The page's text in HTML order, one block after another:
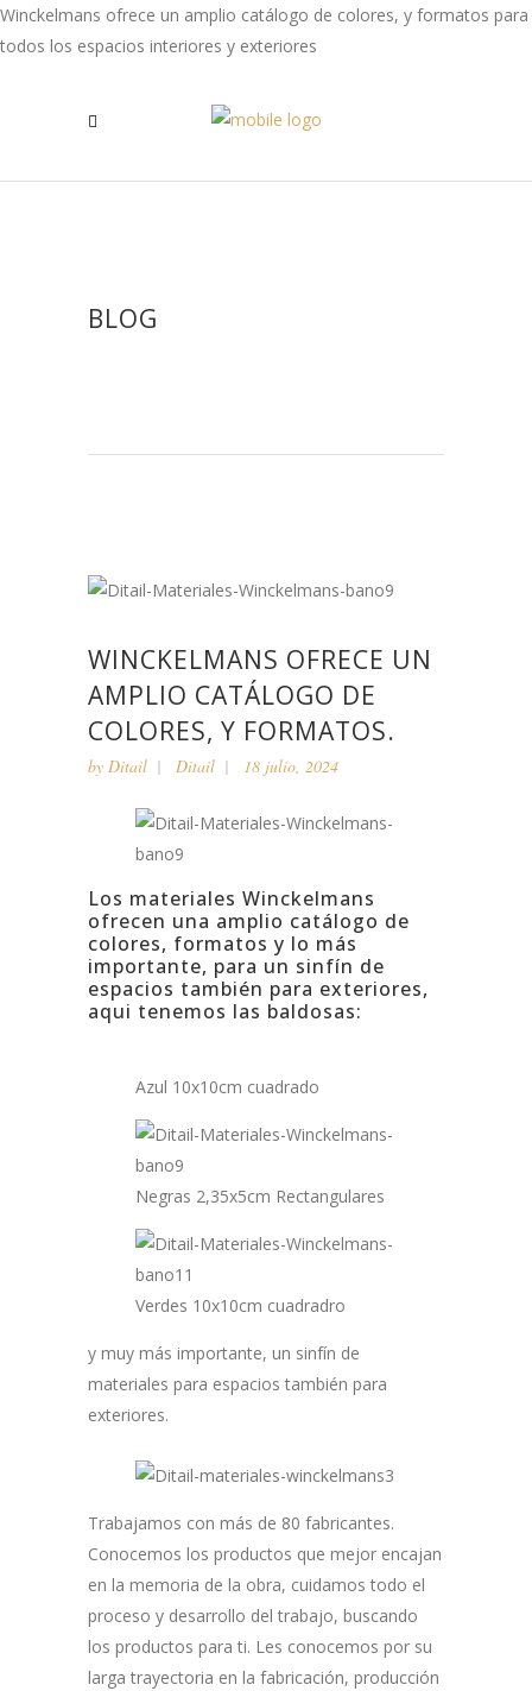
Winckelmans ofrece un amplio catálogo de colores, y formatos para
todos los espacios interiores y exteriores
BLOG
WINCKELMANS OFRECE UN
AMPLIO CATÁLOGO DE
COLORES, Y FORMATOS.
by Ditail Ditail 18 julio, 2024
Los materiales Winckelmans
ofrecen una amplio catálogo de
colores, formatos y lo más
importante, para un sinfín de
espacios también para exteriores,
aqui tenemos las baldosas:
Azul 10x10cm cuadrado
Negras 2,35x5cm Rectangulares
Verdes 10x10cm cuadradro
y muy más importante, un sinfín de
materiales para espacios también para
exteriores.
Trabajamos con más de 80 fabricantes.
Conocemos los productos que mejor encajan
en la memoria de la obra, cuidamos todo el
proceso y desarrollo del trabajo, buscando
los productos para ti. Les conocemos por su
larga trayectoria en la fabricación, producción